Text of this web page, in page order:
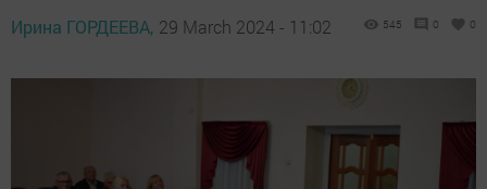
Ирина ГОРДЕЕВА, 29 March 2024 - 11:02 545 0 0